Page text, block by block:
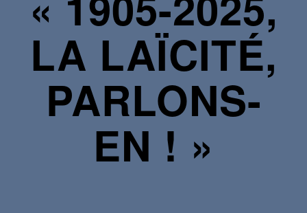
LA LAÏCITÉ,
PARLONS-
EN ! »